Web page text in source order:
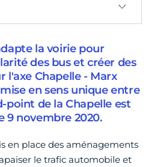
la voirie pour
des bus et créer des
l'axe Chapelle - Marx
en sens unique entre
point de la Chapelle est
9 novembre 2020.
en place des aménagements
le trafic automobile et